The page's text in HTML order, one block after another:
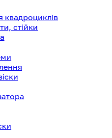
квадроциклів
стійки